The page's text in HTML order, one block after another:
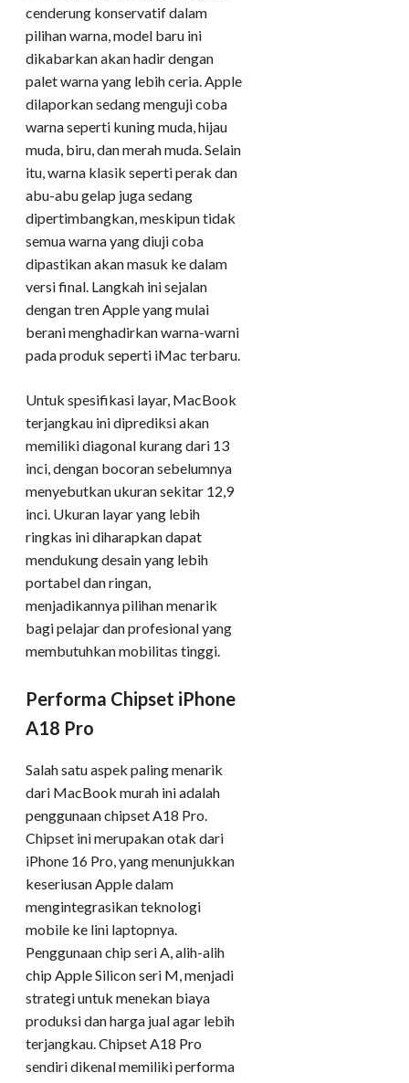
cenderung konservatif dalam
pilihan warna, model baru ini
dikabarkan akan hadir dengan
palet warna yang lebih ceria. Apple
dilaporkan sedang menguji coba
warna seperti kuning muda, hijau
muda, biru, dan merah muda. Selain
itu, warna klasik seperti perak dan
abu-abu gelap juga sedang
dipertimbangkan, meskipun tidak
semua warna yang diuji coba
dipastikan akan masuk ke dalam
versi final. Langkah ini sejalan
dengan tren Apple yang mulai
berani menghadirkan warna-warni
pada produk seperti iMac terbaru.
Untuk spesifikasi layar, MacBook
terjangkau ini diprediksi akan
memiliki diagonal kurang dari 13
inci, dengan bocoran sebelumnya
menyebutkan ukuran sekitar 12,9
inci. Ukuran layar yang lebih
ringkas ini diharapkan dapat
mendukung desain yang lebih
portabel dan ringan,
menjadikannya pilihan menarik
bagi pelajar dan profesional yang
membutuhkan mobilitas tinggi.
Performa Chipset iPhone
A18 Pro
Salah satu aspek paling menarik
dari MacBook murah ini adalah
penggunaan chipset A18 Pro.
Chipset ini merupakan otak dari
iPhone 16 Pro, yang menunjukkan
keseriusan Apple dalam
mengintegrasikan teknologi
mobile ke lini laptopnya.
Penggunaan chip seri A, alih-alih
chip Apple Silicon seri M, menjadi
strategi untuk menekan biaya
produksi dan harga jual agar lebih
terjangkau. Chipset A18 Pro
sendiri dikenal memiliki performa